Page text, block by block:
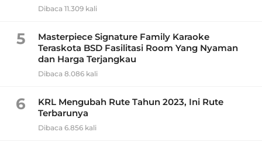
Dibaca 11.309 kali
5
Masterpiece Signature Family Karaoke
Teraskota BSD Fasilitasi Room Yang Nyaman
dan Harga Terjangkau
Dibaca 8.086 kali
6
KRL Mengubah Rute Tahun 2023, Ini Rute
Terbarunya
Dibaca 6.856 kali